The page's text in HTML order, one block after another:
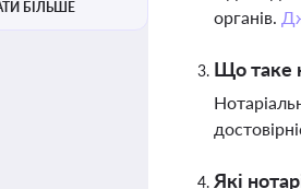
БІЛЬШЕ
органів.
Що таке
Які